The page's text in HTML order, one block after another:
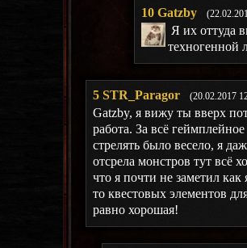
10 Gatzby
Я их оттуда
техногенной
5 STR_Paragor (20.02.2017
Gatzby, я вижу ты вверх
работа. За всё
стрелять было весело, я
отсрела монстров тут всё
что я почти не заметил
то квестовых элементов
равно хорошая!